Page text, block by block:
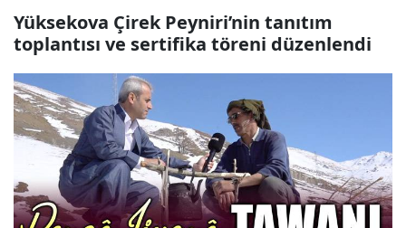
Yüksekova Çirek Peyniri’nin tanıtım
toplantısı ve sertifika töreni düzenlendi